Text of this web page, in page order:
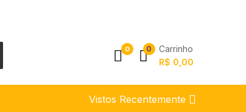
0 0
Carrinho
R$ 0,00
Vistos Recentemente